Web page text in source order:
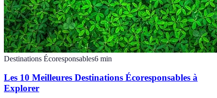
Destinations Écoresponsables6 min
Les 10 Meilleures Destinations Écoresponsables à
Explorer